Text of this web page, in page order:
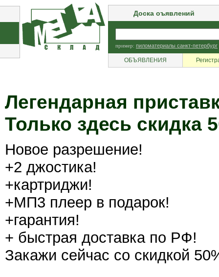
Доска оъявлений
пример: пиломатериалы санкт-петербург
ОБЪЯВЛЕНИЯ
Легендарная
Только здесь скидка
Новое разрешение!
+2 джостика!
+картриджи!
+МП3 плеер в подарок!
+гарантия!
+ быстрая доставка по РФ!
Закажи сейчас со скидкой